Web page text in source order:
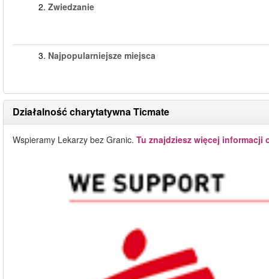
2. Zwiedzanie
3. Najpopularniejsze miejsca
Działalność charytatywna Ticmate
Wspieramy Lekarzy bez Granic. Tu znajdziesz więcej informacji